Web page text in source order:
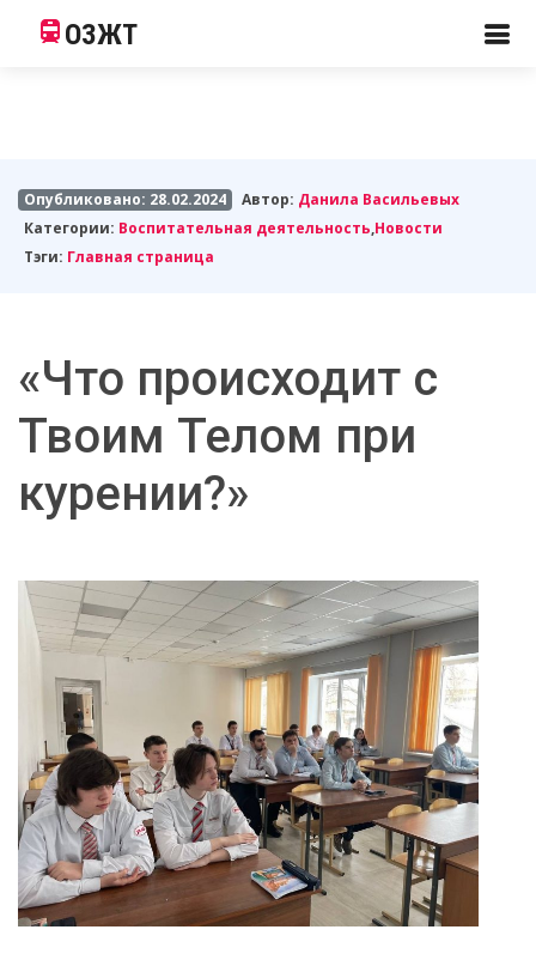
ОЗЖТ
Опубликовано: 28.02.2024 Автор: Данила Васильевых
Категории: Воспитательная деятельность,Новости
Тэги: Главная страница
«Что происходит с
Твоим Телом при
курении?»